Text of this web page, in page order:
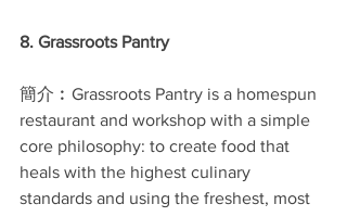
8. Grassroots Pantry
簡介︰Grassroots Pantry is a homespun
restaurant and workshop with a simple
core philosophy: to create food that
heals with the highest culinary
standards and using the freshest, most